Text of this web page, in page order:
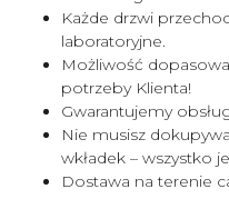
Każde drzwi
laboratoryjne.
Możliwość
potrzeby Klienta!
Gwarantujemy
Nie musisz
wkładek – wszystko
Dostawa na terenie